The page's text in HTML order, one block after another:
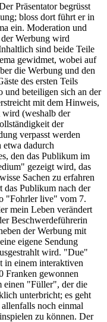
Präsentator begrüsst
bloss dort führt er in
ein. Moderation und
Werbung wird
sind beide Teile
gewidmet, wobei auf
die Werbung und den
des ersten Teils
und beteiligen sich an der
mit dem Hinweis,
wird (weshalb der
der
verpasst werden
dadurch
den das Publikum im
gezeigt wird, das
Sachen zu erfahren
das Publikum nach der
"Fohrler live" vom 7.
mein Leben verändert
Beschwerdeführerin
der Werbung mit
eigene Sendung
wird. "Due"
in einem interaktiven
Franken gewonnen
einen "Füller", der die
unterbricht; es geht
noch einmal
zu können. Der